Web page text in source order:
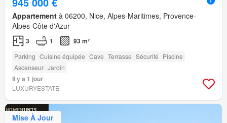
Appartement à 06200, Nice, Alpes-Maritimes, Provence-
Alpes-Côte d'Azur
3 1 93 m²
Parking Cuisine équipée Cave Terrasse Sécurité Piscine
Ascenseur Jardin
Il y a 1 jour
LUXURYESTATE
Mise À Jour